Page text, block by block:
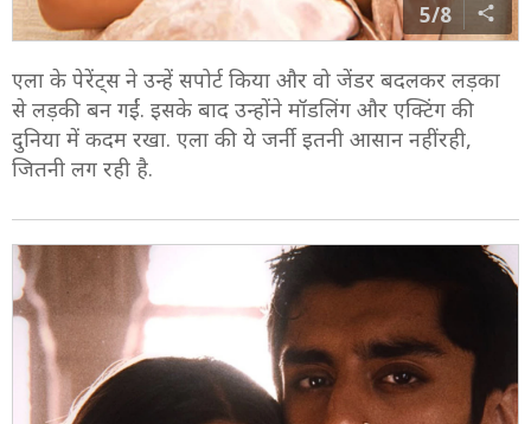
5/8
एला के पेरेंट्स ने उन्हें सपोर्ट किया और वो जेंडर बदलकर लड़का
से लड़की बन गईं. इसके बाद उन्होंने मॉडलिंग और एक्टिंग की
दुनिया में कदम रखा. एला की ये जर्नी इतनी आसान नहीं रही,
जितनी लग रही है.